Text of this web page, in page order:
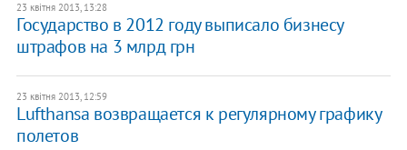
23 квітня 2013, 13:28
Государство в 2012 году выписало бизнесу
штрафов на 3 млрд грн
23 квітня 2013, 12:59
Lufthansa возвращается к регулярному графику
полетов